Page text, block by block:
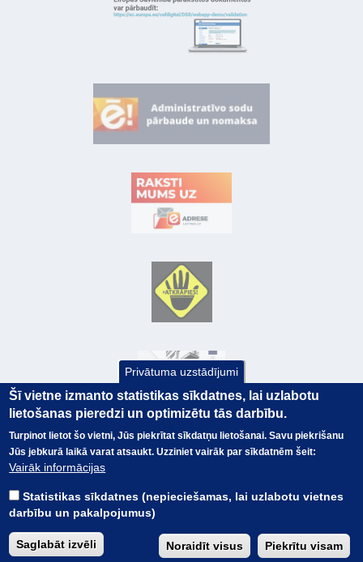
© Valsts kase 2017
Visas tiesības
EK GRĀMATVEDĪBAS KURSS
TERMINI
BUJ
PIEKĻŪSTAMĪBAS PAZIŅOJUMS
Privātuma uzstādījumi
Šī vietne izmanto statistikas sīkdatnes, lai uzlabotu
lietošanas pieredzi un optimizētu tās darbību.
Turpinot lietot šo vietni, Jūs piekrītat sīkdatņu lietošanai. Savu piekrišanu
Jūs jebkurā laikā varat atsaukt. Uzziniet vairāk par sīkdatnēm šeit:
Vairāk informācijas
Statistikas sīkdatnes (nepieciešamas, lai uzlabotu vietnes
darbību un pakalpojumus)
Saglabāt izvēli Noraidīt visus Piekrītu visam